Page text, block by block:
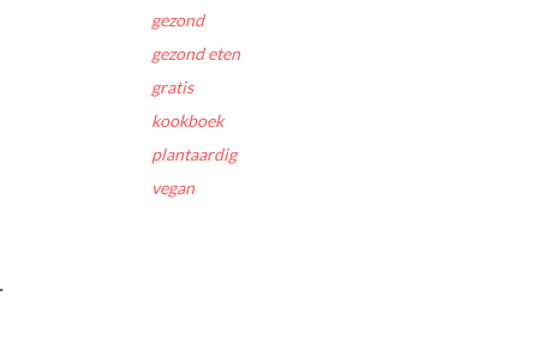
gezond
gezond eten
gratis
kookboek
plantaardig
vegan